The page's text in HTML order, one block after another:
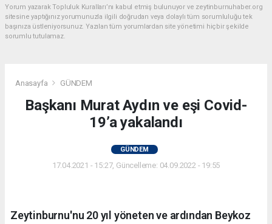
Yorum yazarak Topluluk Kuralları’nı kabul etmiş bulunuyor ve zeytinburnuhaber.org
sitesine yaptığınız yorumunuzla ilgili doğrudan veya dolaylı tüm sorumluluğu tek
başınıza üstleniyorsunuz. Yazılan tüm yorumlardan site yönetimi hiçbir şekilde
sorumlu tutulamaz.
Anasayfa GÜNDEM
Başkanı Murat Aydın ve eşi Covid-
19’a yakalandı
GÜNDEM
17.04.2021 - 15:27, Güncelleme: 04.09.2022 - 19:55
Zeytinburnu'nu 20 yıl yöneten ve ardından Beykoz